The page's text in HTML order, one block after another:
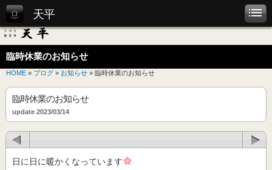
天平
臨時休業のお知らせ
HOME » ブログ » お知らせ » 臨時休業のお知らせ
臨時休業のお知らせ
update 2023/03/14
日に日に暖かくなっています